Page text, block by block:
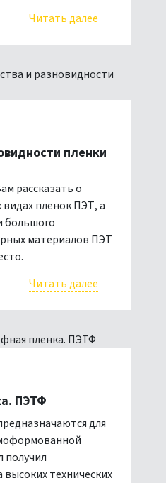
Читать далее
пленки
рассказать о
пленок ПЭТ, а
большого
материалов ПЭТ
Читать далее
ПЭТФ
для
получил
технических